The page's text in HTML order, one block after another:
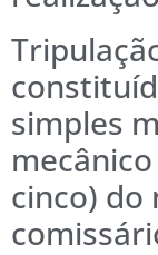
simples
cinco) do